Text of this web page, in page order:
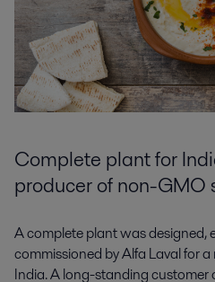
Complete plant for
producer of non-GMO
A complete plant was designed,
commissioned by Alfa Laval for
India. A long-standing customer